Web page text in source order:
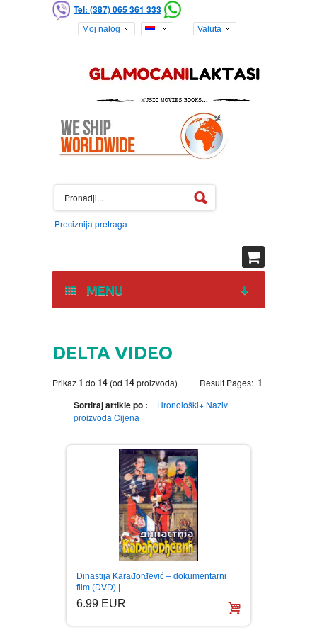
Tel: (387) 065 361 333
Moj nalog Valuta
Preciznija pretraga
MENU
DVD
MOVIES DVD
GADGETI
SLANJE PAKETA
AUTOBIOGRAFIJA
AVANTURISTIČKI
BIOGRAFIJA
BOJANKE
NARODNA
ZABAVNA
DJECIJA
NEGA TELA
BECUTAN
HRANA I PICE
DELTA VIDEO
Result Pages: 1
Prikaz1 do 14 (od 14proizvoda)
Sortiraj artikle po : Hronološki+ Naziv
proizvoda Cijena
Dinastija Karađorđević – dokumentarni
film (DVD) |…
6.99 EUR